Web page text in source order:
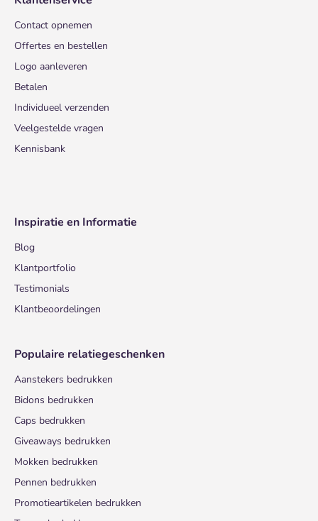
Contact opnemen
Offertes en bestellen
Logo aanleveren
Betalen
Individueel verzenden
Veelgestelde vragen
Kennisbank
Inspiratie en Informatie
Blog
Klantportfolio
Testimonials
Klantbeoordelingen
Populaire relatiegeschenken
Aanstekers bedrukken
Bidons bedrukken
Caps bedrukken
Giveaways bedrukken
Mokken bedrukken
Pennen bedrukken
Promotieartikelen bedrukken